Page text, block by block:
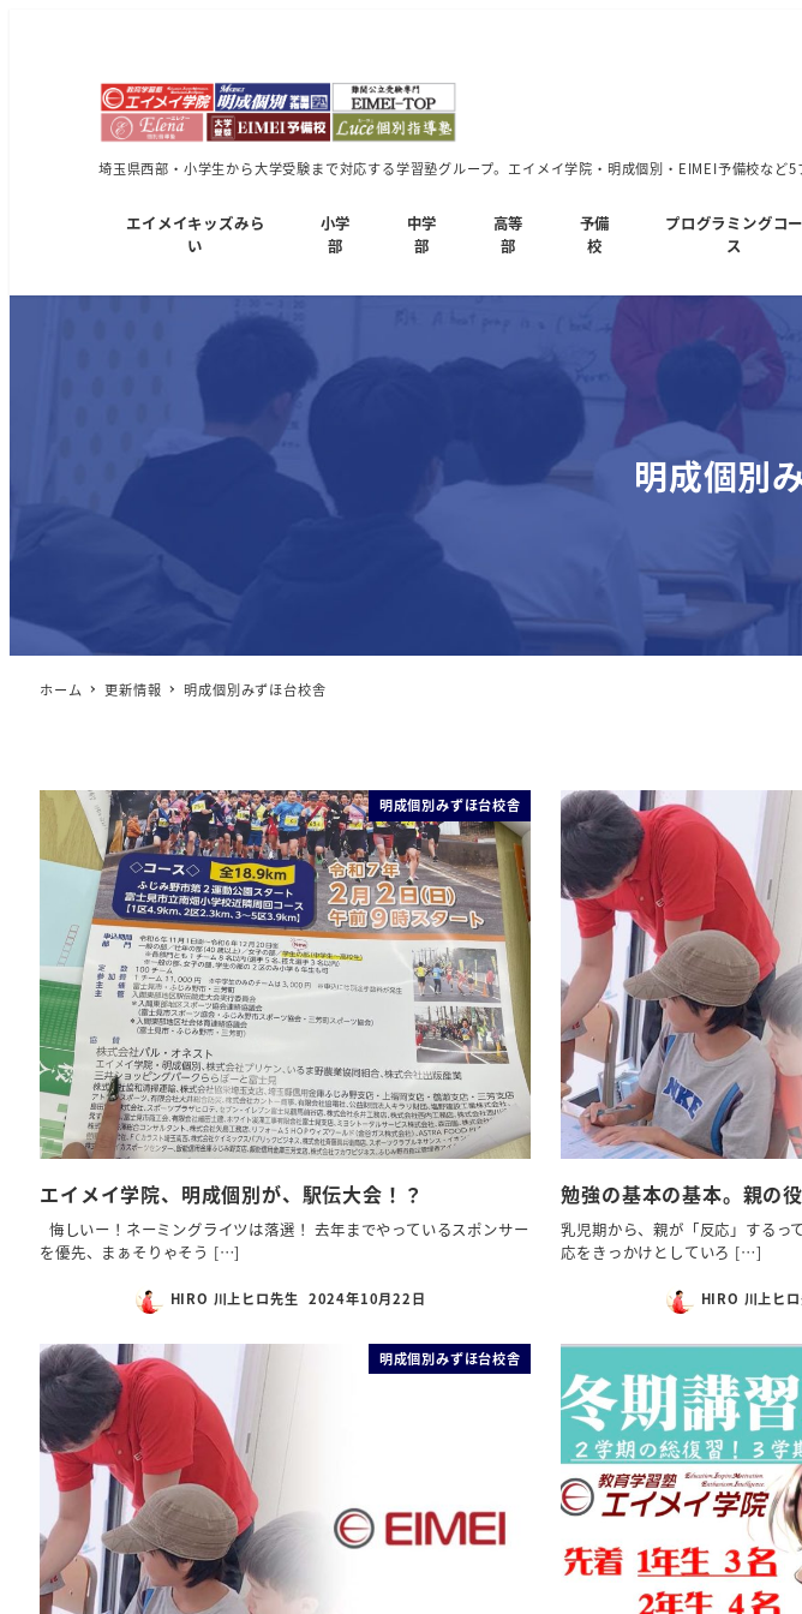
埼玉県西部・小学生から大学受験まで対応する学習塾グループ。エイメイ学院・明成個別・EIMEI予備校など5
エイメイキッズみら
い
小学
部
中学
部
高等
部
予備
校
プログラミングコー
ス
明成個別
ホーム 更新情報 明成個別みずほ台校舎
明成個別みずほ台校舎
エイメイ学院、明成個別が、駅伝大会！？
悔しいー！ネーミングライツは落選！ 去年までやっているスポンサー
を優先、まぁそりゃそう […]
HIRO 川上ヒロ先生 2024年10月22日
勉強の基本の基本。親の役
乳児期から、親が「反応」する
応をきっかけとしていろ […]
HIRO 川上ヒ
明成個別みずほ台校舎